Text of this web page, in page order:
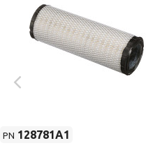
PN 128781A1